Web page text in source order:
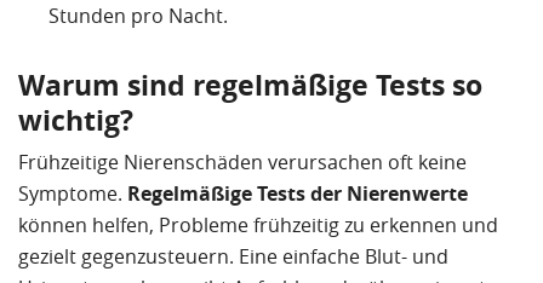
Stunden pro Nacht.
Warum sind regelmäßige Tests so
wichtig?
Frühzeitige Nierenschäden verursachen oft keine
Symptome. Regelmäßige Tests der Nierenwerte
können helfen, Probleme frühzeitig zu erkennen und
gezielt gegenzusteuern. Eine einfache Blut- und